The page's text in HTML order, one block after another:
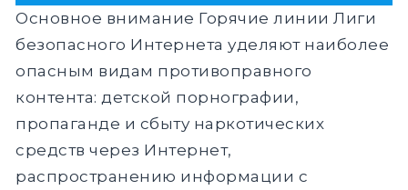
Основное внимание Горячие линии Лиги
безопасного Интернета уделяют наиболее
опасным видам противоправного
контента: детской порнографии,
пропаганде и сбыту наркотических
средств через Интернет,
распространению информации с